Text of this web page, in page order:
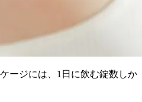
ージには、1日に飲む錠数しか